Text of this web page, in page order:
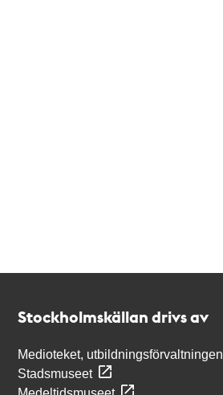
Stockholmskällan drivs av
Medioteket, utbildningsförvaltningen
Stadsmuseet